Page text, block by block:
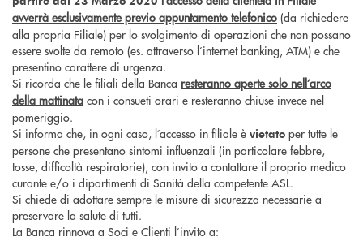
avverrà esclusivamente previo appuntamento telefonico (da richiedere
alla propria Filiale) per lo svolgimento di operazioni che non possano
essere svolte da remoto (es. attraverso l’internet banking, ATM) e che
presentino carattere di urgenza.
Si ricorda che le filiali della Banca resteranno aperte solo nell’arco
della mattinata con i consueti orari e resteranno chiuse invece nel
pomeriggio.
Si informa che, in ogni caso, l’accesso in filiale è vietato per tutte le
persone che presentano sintomi influenzali (in particolare febbre,
tosse, difficoltà respiratorie), con invito a contattare il proprio medico
curante e/o i dipartimenti di Sanità della competente ASL.
Si chiede di adottare sempre le misure di sicurezza necessarie a
preservare la salute di tutti.
La Banca rinnova a Soci e Clienti l’invito a: